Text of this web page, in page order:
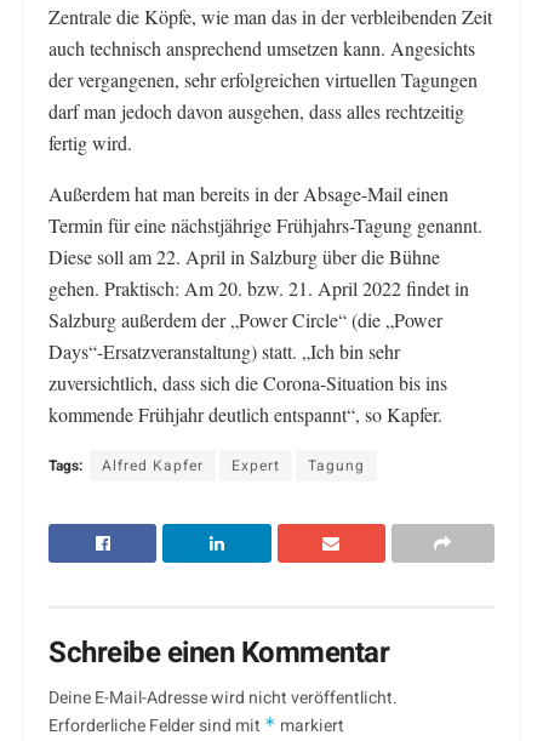
Zentrale die Köpfe, wie man das in der verbleibenden Zeit
auch technisch ansprechend umsetzen kann. Angesichts
der vergangenen, sehr erfolgreichen virtuellen Tagungen
darf man jedoch davon ausgehen, dass alles rechtzeitig
fertig wird.
Außerdem hat man bereits in der Absage-Mail einen
Termin für eine nächstjährige Frühjahrs-Tagung genannt.
Diese soll am 22. April in Salzburg über die Bühne
gehen. Praktisch: Am 20. bzw. 21. April 2022 findet in
Salzburg außerdem der „Power Circle“ (die „Power
Days“-Ersatzveranstaltung) statt. „Ich bin sehr
zuversichtlich, dass sich die Corona-Situation bis ins
kommende Frühjahr deutlich entspannt“, so Kapfer.
Tags: Alfred Kapfer Expert Tagung
Schreibe einen Kommentar
Deine E-Mail-Adresse wird nicht veröffentlicht.
Erforderliche Felder sind mit * markiert